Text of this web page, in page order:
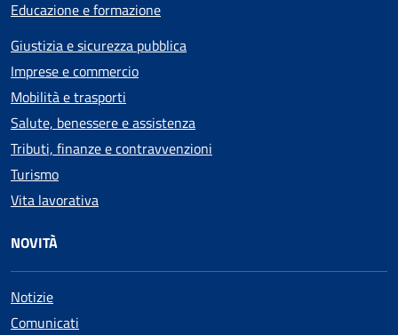
Educazione e formazione
Giustizia e sicurezza pubblica
Imprese e commercio
Mobilità e trasporti
Salute, benessere e assistenza
Tributi, finanze e contravvenzioni
Turismo
Vita lavorativa
NOVITÀ
Notizie
Comunicati